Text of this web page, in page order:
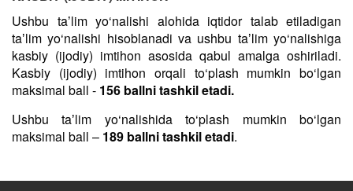
Ushbu taʼlim yo‘nalishi alohida iqtidor talab etiladigan
taʼlim yo‘nalishi hisoblanadi va ushbu taʼlim yo‘nalishiga
kasbiy (ijodiy) imtihon asosida qabul amalga oshiriladi.
Kasbiy (ijodiy) imtihon orqali to‘plash mumkin bo‘lgan
maksimal ball - 156 ballni tashkil etadi.
Ushbu taʼlim yo‘nalishida to‘plash mumkin bo‘lgan
maksimal ball – 189 ballni tashkil etadi.